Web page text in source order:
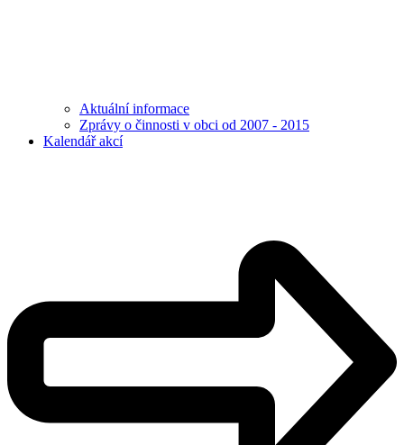
Aktuální informace
Zprávy o činnosti v obci od 2007 - 2015
Kalendář akcí